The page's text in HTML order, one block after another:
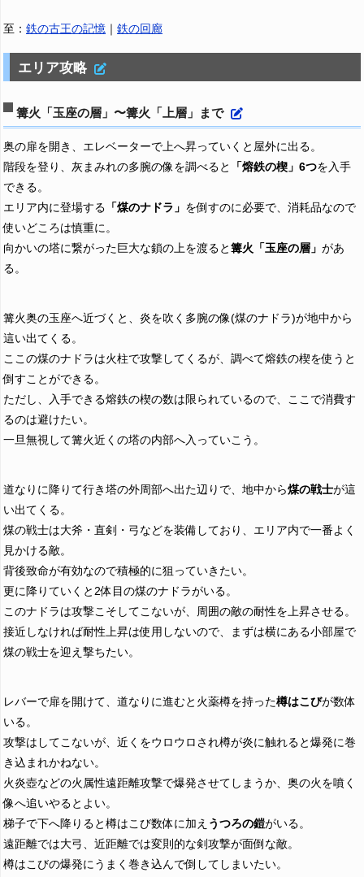
至： 鉄の古王の記憶 ｜ 鉄の回廊
エリア攻略
篝火「玉座の層」〜篝火「上層」まで
奥の扉を開き、エレベーターで上へ昇っていくと屋外に出る。
階段を登り、灰まみれの多腕の像を調べると
「熔鉄の楔」6つを入手
できる。
エリア内に登場する 「煤のナドラ」 を倒すのに必要で、消耗品なので
使いどころは慎重に。
向かいの塔に繋がった巨大な鎖の上を渡ると篝火「玉座の層」 があ
る。
篝火奥の玉座へ近づくと、炎を吹く多腕の像(煤のナドラ)が地中から
這い出てくる。
ここの煤のナドラは火柱で攻撃してくるが、調べて熔鉄の楔を使うと
倒すことができる。
ただし、入手できる熔鉄の楔の数は限られているので、ここで消費す
るのは避けたい。
一旦無視して篝火近くの塔の内部へ入っていこう。
道なりに降りて行き塔の外周部へ出た辺りで、地中から煤の戦士が這
い出てくる。
煤の戦士は大斧・直剣・弓などを装備しており、エリア内で一番よく
見かける敵。
背後致命が有効なので積極的に狙っていきたい。
更に降りていくと2体目の煤のナドラがいる。
このナドラは攻撃こそしてこないが、周囲の敵の耐性を上昇させる。
接近しなければ耐性上昇は使用しないので、まずは横にある小部屋で
煤の戦士を迎え撃ちたい。
レバーで扉を開けて、道なりに進むと火薬樽を持った樽はこびが数体
いる。
攻撃はしてこないが、近くをウロウロされ樽が炎に触れると爆発に巻
き込まれかねない。
火炎壺などの火属性遠距離攻撃で爆発させてしまうか、奥の火を噴く
像へ追いやるとよい。
梯子で下へ降りると樽はこび数体に加え うつろの鎧がいる。
遠距離では大弓、近距離では変則的な剣攻撃が面倒な敵。
樽はこびの爆発にうまく巻き込んで倒してしまいたい。